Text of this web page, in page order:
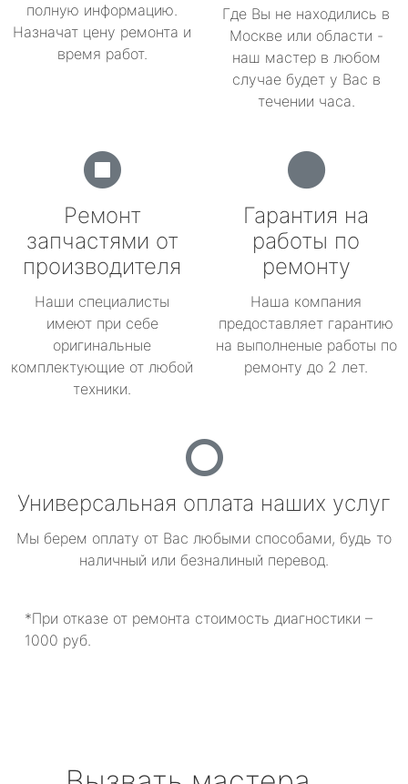
полную информацию.
Назначат цену ремонта и
время работ.
Где Вы не находились в
Москве или области -
наш мастер в любом
случае будет у Вас в
течении часа.
Ремонт
запчастями от
производителя
Наши специалисты
имеют при себе
оригинальные
комплектующие от любой
техники.
Гарантия на
работы по
ремонту
Наша компания
предоставляет гарантию
на выполненые работы по
ремонту до 2 лет.
Универсальная оплата наших услуг
Мы берем оплату от Вас любыми способами, будь то
наличный или безналиный перевод.
*При отказе от ремонта стоимость диагностики –
1000 руб.